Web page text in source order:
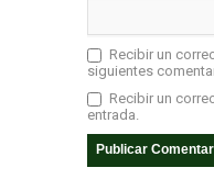
Recibir un
siguientes
Recibir un
entrada.